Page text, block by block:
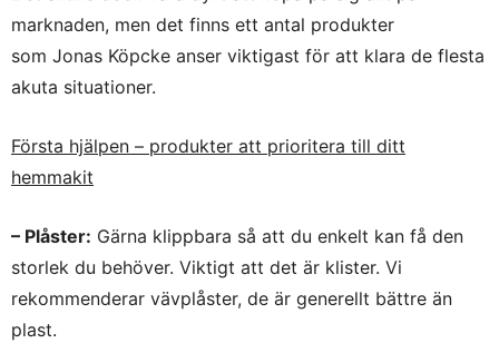
marknaden, men det finns ett antal produkter
som Jonas Köpcke anser viktigast för att klara de flesta
akuta situationer.
Första hjälpen – produkter att prioritera till ditt
hemmakit
– Plåster: Gärna klippbara så att du enkelt kan få den
storlek du behöver. Viktigt att det är klister. Vi
rekommenderar vävplåster, de är generellt bättre än
plast.